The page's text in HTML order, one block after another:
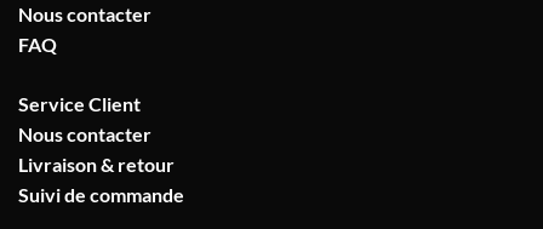
Nous contacter
FAQ
Service Client
Nous contacter
Livraison & retour
Suivi de commande